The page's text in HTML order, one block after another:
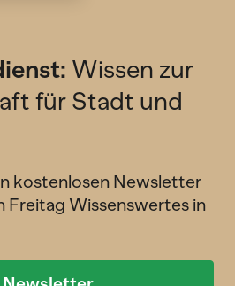
Wissen zur
für Stadt und
kostenlosen Newsletter
Freitag Wissenswertes in